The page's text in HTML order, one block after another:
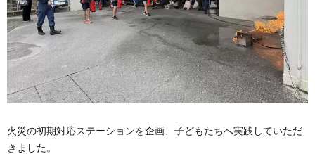
火災の初期対応ステーションを企画、子どもたちへ実践していただ
きました。